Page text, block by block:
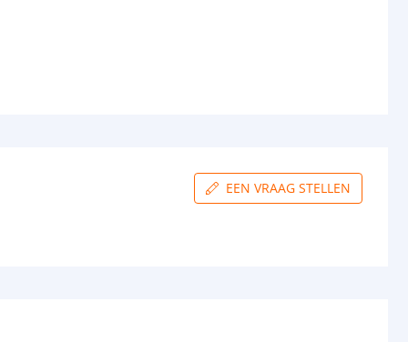
EEN VRAAG STELLEN